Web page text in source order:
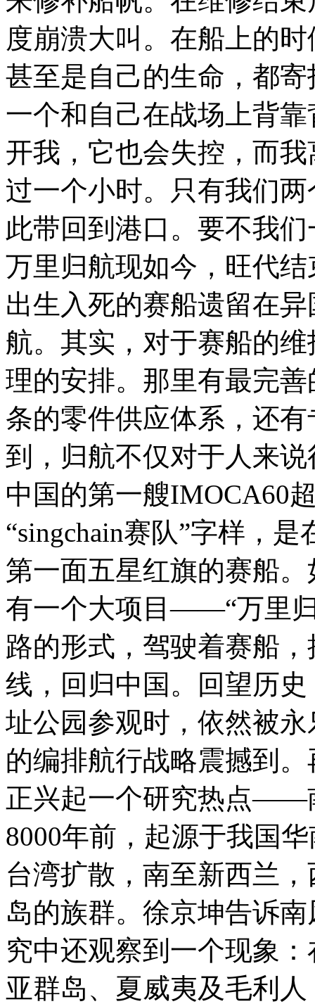
度崩溃大叫。在船上的
甚至是自己的生命，都
一个和自己在战场上背
开我，它也会失控，而
过一个小时。只有我们
此带回到港口。要不我
万里归航现如今，旺代
出生入死的赛船遗留在
航。其实，对于赛船的
理的安排。那里有最完
条的零件供应体系，还
到，归航不仅对于人来
中国的第一艘IMOCA60
“singchain赛队”字样，
第一面五星红旗的赛船
有一个大项目——“万里
路的形式，驾驶着赛船
线，回归中国。回望历
址公园参观时，依然被
的编排航行战略震撼到
正兴起一个研究热点——
8000年前，起源于我国
台湾扩散，南至新西兰
岛的族群。徐京坤告诉
究中还观察到一个现象
亚群岛、夏威夷及毛利